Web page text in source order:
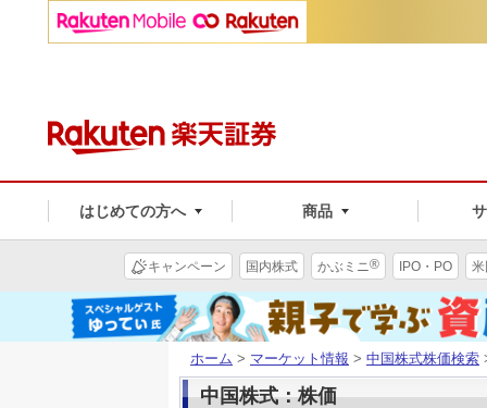
はじめての方へ 商品
キャンペーン 国内株式 かぶミニ® IPO・PO
ホーム > マーケット情報 > 中国株式株価検索
中国株式：株価